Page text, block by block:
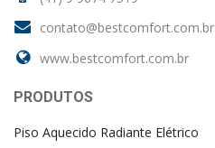
contato@bestcomfort.com.br
www.bestcomfort.com.br
PRODUTOS
Piso Aquecido Radiante Elétrico